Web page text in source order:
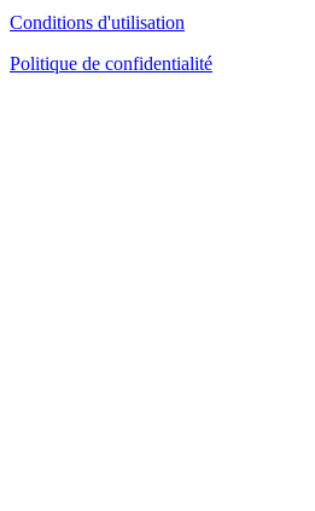
Conditions d'utilisation
Politique de confidentialité